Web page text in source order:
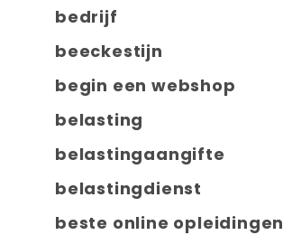
bedrijf
beeckestijn
begin een webshop
belasting
belastingaangifte
belastingdienst
beste online opleidingen